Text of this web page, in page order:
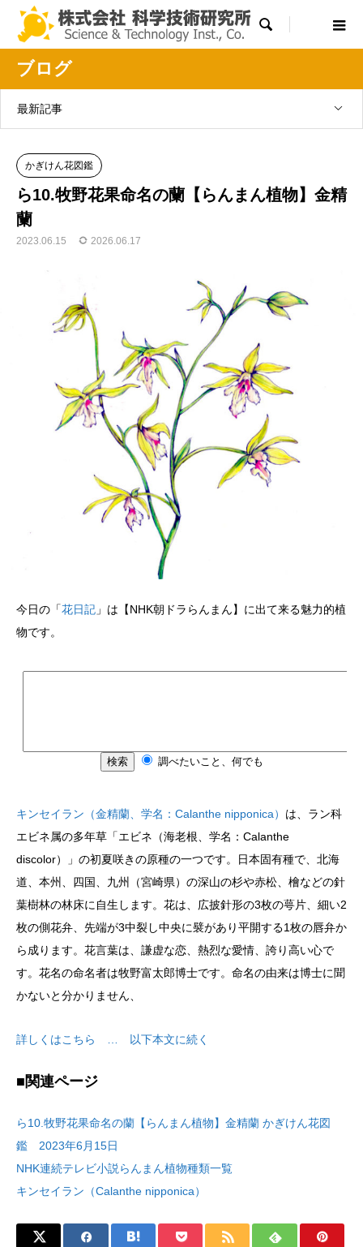

ブログ
最新記事
かぎけん花図鑑
ら10.牧野花果命名の蘭【らんまん植物】金精
蘭
2023.06.15 2026.06.17
今日の「花日記 」は【NHK朝ドラらんまん】に出て来る魅力的植
物です。
キンセイラン（金精蘭、学名：Calanthe nipponica） は、ラン科
エビネ属の多年草「エビネ（海老根、学名：Calanthe
discolor）」の初夏咲きの原種の一つです。日本固有種で、北海
道、本州、四国、九州（宮崎県）の深山の杉や赤松、檜などの針
葉樹林の林床に自生します。花は、広披針形の3枚の萼片、細い2
枚の側花弁、先端が3中裂し中央に襞があり平開する1枚の唇弁か
ら成ります。花言葉は、謙虚な恋、熱烈な愛情、誇り高い心で
す。花名の命名者は牧野富太郎博士です。命名の由来は博士に聞
かないと分かりません、
詳しくはこちら … 以下本文に続く
■関連ページ
ら10.牧野花果命名の蘭【らんまん植物】金精蘭 かぎけん花図
鑑 2023年6月15日
NHK連続テレビ小説らんまん植物種類一覧
キンセイラン（Calanthe nipponica）